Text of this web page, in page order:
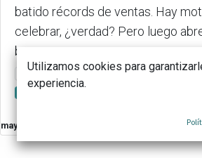
batido récords de ventas. Hay
celebrar, ¿verdad? Pero luego
banco p...
Control de Costes Finanzas para PYMES
Rentabilidad
may. 13, 2026
Utilizamos cookies para
experiencia.